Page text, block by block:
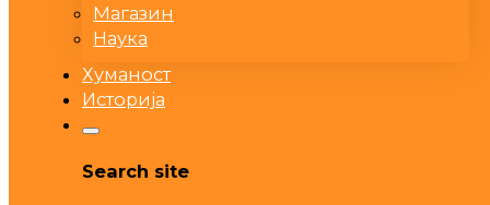
Магазин
Наука
Хуманост
Историја
Search site